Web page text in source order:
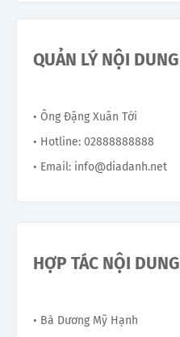
QUẢN LÝ NỘI DUNG
• Ông Đặng Xuân Tới
• Hotline: 02888888888
• Email: info@diadanh.net
HỢP TÁC NỘI DUNG
• Bà Dương Mỹ Hạnh